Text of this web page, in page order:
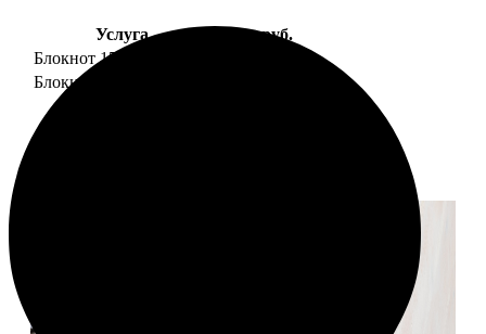
Услуга
Цена, руб.
Блокнот 15х20 клетка
Блокнот 15х20 линейка